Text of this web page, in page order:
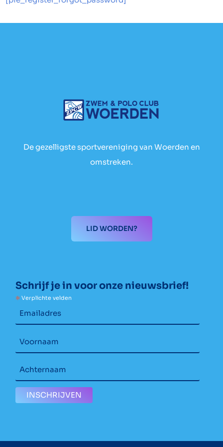
De gezelligste sportvereniging van Woerden en
omstreken.
LID WORDEN?
Schrijf je in voor onze nieuwsbrief!
* Verplichte velden